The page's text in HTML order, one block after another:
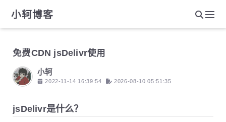
小轲博客
免费CDN jsDelivr使用
小轲
2022-11-14 16:39:54 2026-08-10 05:51:35
jsDelivr是什么？